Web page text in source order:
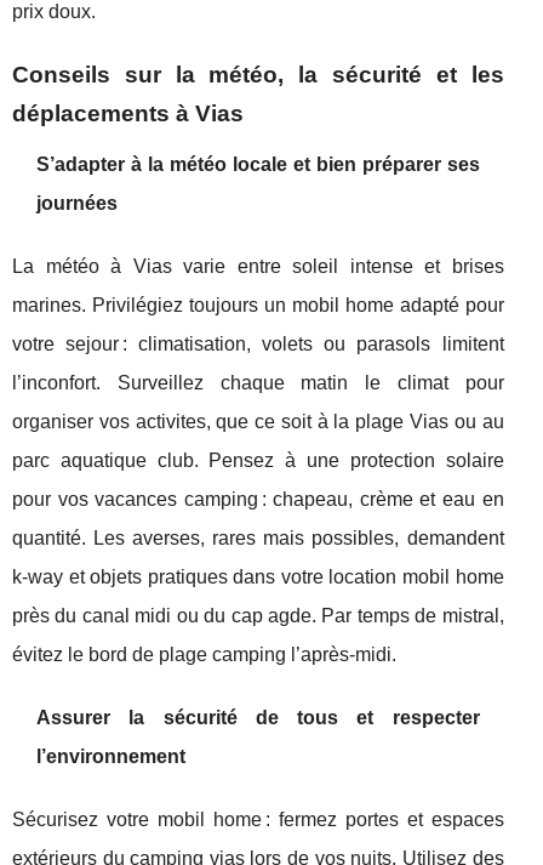
prix doux.
Conseils sur la météo, la sécurité et les
déplacements à Vias
S’adapter à la météo locale et bien préparer ses
journées
La météo à Vias varie entre soleil intense et brises
marines. Privilégiez toujours un mobil home adapté pour
votre sejour : climatisation, volets ou parasols limitent
l’inconfort. Surveillez chaque matin le climat pour
organiser vos activites, que ce soit à la plage Vias ou au
parc aquatique club. Pensez à une protection solaire
pour vos vacances camping : chapeau, crème et eau en
quantité. Les averses, rares mais possibles, demandent
k-way et objets pratiques dans votre location mobil home
près du canal midi ou du cap agde. Par temps de mistral,
évitez le bord de plage camping l’après-midi.
Assurer la sécurité de tous et respecter
l’environnement
Sécurisez votre mobil home : fermez portes et espaces
extérieurs du camping vias lors de vos nuits. Utilisez des